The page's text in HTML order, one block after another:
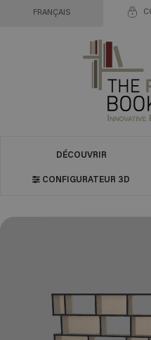
FRANÇAIS
DÉCOUVRIR
CONFIGURATEUR 3D